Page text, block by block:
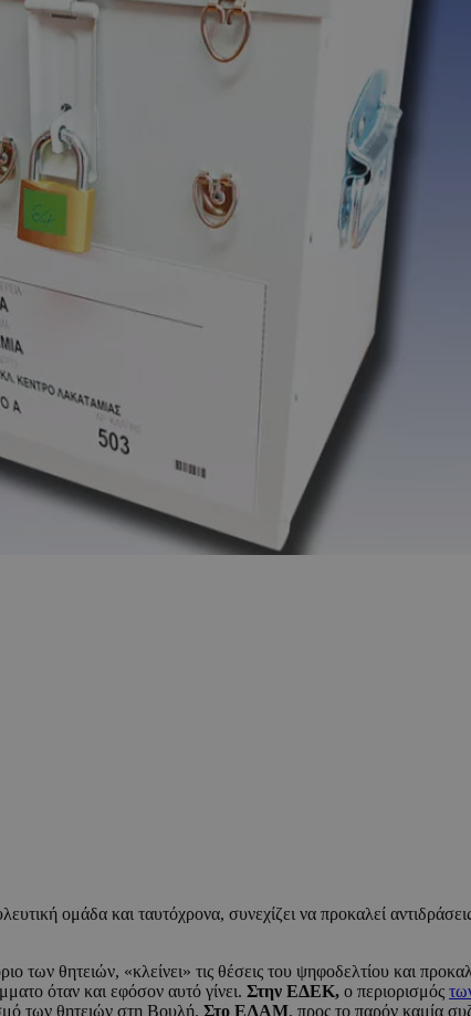
ομάδα και ταυτόχρονα, συνεχίζει να προκαλεί
των θητειών, «κλείνει» τις θέσεις του ψηφοδελτίου και
όταν και εφόσον αυτό γίνει. Στην ΕΔΕΚ, ο περιορισμός
των θητειών στη Βουλή. Στο ΕΛΑΜ, προς το παρόν καμία